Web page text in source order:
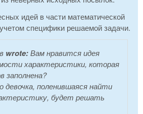
идей в части математической
специфики решаемой задачи.
wrote:Вам нравится идея
характеристики, которая
заполнена?
девочка, поленившаяся найти
будет решать